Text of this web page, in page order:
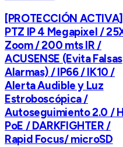
[PROTECCIÓN ACTIVA]
PTZ IP 4 Megapixel /
Zoom / 200 mts IR /
ACUSENSE (Evita Falsas
Alarmas) / IP66 / IK10 /
Alerta Audible y Luz
Estroboscópica /
Autoseguimiento 2.0 /
PoE / DARKFIGHTER /
Rapid Focus/ microSD